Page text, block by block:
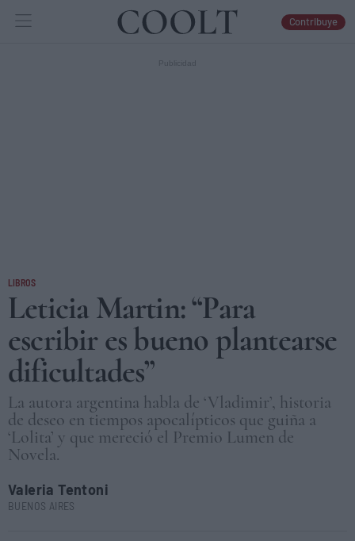
IDEAS
Contribuye
LIBROS
Leticia Martin: “Para
escribir es bueno plantearse
dificultades”
La autora argentina habla de ‘Vladimir’, historia
de deseo en tiempos apocalípticos que guiña a
‘Lolita’ y que mereció el Premio Lumen de
Novela.
Valeria Tentoni
BUENOS AIRES